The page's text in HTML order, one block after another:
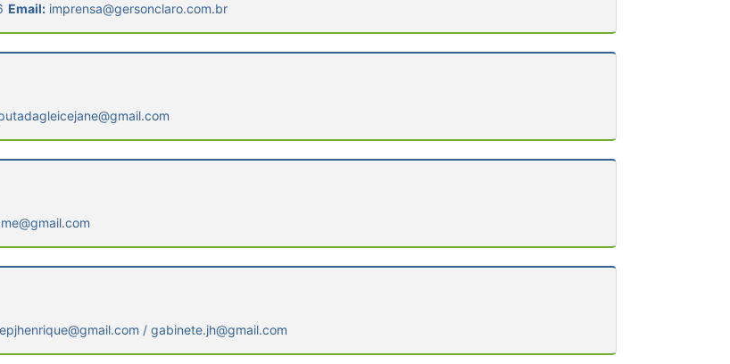
Email: imprensa@gersonclaro.com.br
/ gabinete.jh@gmail.com